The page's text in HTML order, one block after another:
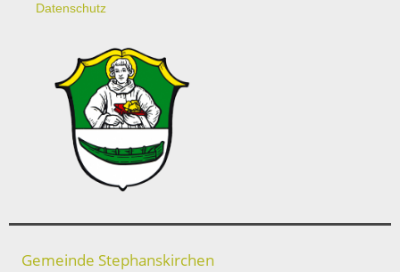
Datenschutz
Gemeinde Stephanskirchen